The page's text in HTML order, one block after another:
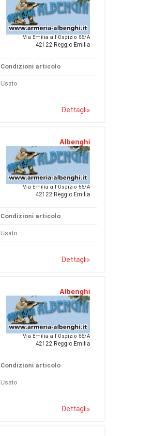
Via Emilia all'Ospizio 66/A
42122 Reggio Emilia
Condizioni articolo
Usato
Dettagli»
Albenghi
Via Emilia all'Ospizio 66/A
42122 Reggio Emilia
Condizioni articolo
Usato
Dettagli»
Albenghi
Via Emilia all'Ospizio 66/A
42122 Reggio Emilia
Condizioni articolo
Usato
Dettagli»